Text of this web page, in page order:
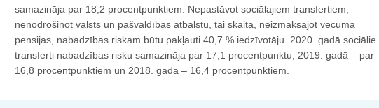
samazināja par 18,2 procentpunktiem. Nepastāvot sociālajiem transfertiem,
nenodrošinot valsts un pašvaldības atbalstu, tai skaitā, neizmaksājot vecuma
pensijas, nabadzības riskam būtu pakļauti 40,7 % iedzīvotāju. 2020. gadā sociālie
transferti nabadzības risku samazināja par 17,1 procentpunktu, 2019. gadā – par
16,8 procentpunktiem un 2018. gadā – 16,4 procentpunktiem.